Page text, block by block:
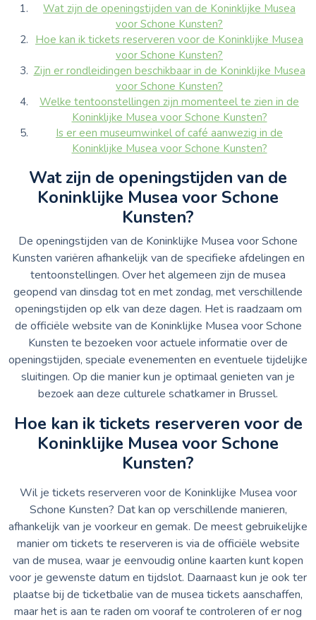
Wat zijn de openingstijden van de Koninklijke Musea
voor Schone Kunsten?
Hoe kan ik tickets reserveren voor de Koninklijke Musea
voor Schone Kunsten?
Zijn er rondleidingen beschikbaar in de Koninklijke Musea
voor Schone Kunsten?
Welke tentoonstellingen zijn momenteel te zien in de
Koninklijke Musea voor Schone Kunsten?
Is er een museumwinkel of café aanwezig in de
Koninklijke Musea voor Schone Kunsten?
Wat zijn de openingstijden van de
Koninklijke Musea voor Schone
Kunsten?
De openingstijden van de Koninklijke Musea voor Schone
Kunsten variëren afhankelijk van de specifieke afdelingen en
tentoonstellingen. Over het algemeen zijn de musea
geopend van dinsdag tot en met zondag, met verschillende
openingstijden op elk van deze dagen. Het is raadzaam om
de officiële website van de Koninklijke Musea voor Schone
Kunsten te bezoeken voor actuele informatie over de
openingstijden, speciale evenementen en eventuele tijdelijke
sluitingen. Op die manier kun je optimaal genieten van je
bezoek aan deze culturele schatkamer in Brussel.
Hoe kan ik tickets reserveren voor de
Koninklijke Musea voor Schone
Kunsten?
Wil je tickets reserveren voor de Koninklijke Musea voor
Schone Kunsten? Dat kan op verschillende manieren,
afhankelijk van je voorkeur en gemak. De meest gebruikelijke
manier om tickets te reserveren is via de officiële website
van de musea, waar je eenvoudig online kaarten kunt kopen
voor je gewenste datum en tijdslot. Daarnaast kun je ook ter
plaatse bij de ticketbalie van de musea tickets aanschaffen,
maar het is aan te raden om vooraf te controleren of er nog